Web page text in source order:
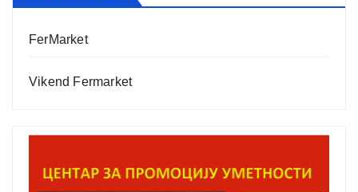
FerMarket
Vikend Fermarket